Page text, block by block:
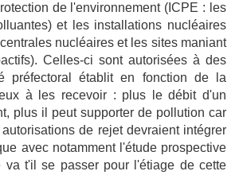
de l'environnement (ICPE : les
et les installations nucléaires
nucléaires et les sites maniant
Celles-ci sont autorisées à des
préfectoral établit en fonction de la
à les recevoir : plus le débit d'un
plus il peut supporter de pollution car
de rejet devraient intégrer
avec notamment l'étude prospective
va t'il se passer pour l'étiage de cette